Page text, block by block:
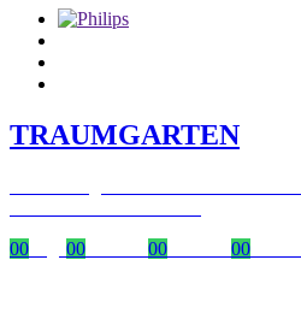
TRAUMGARTEN
00
00 00 00